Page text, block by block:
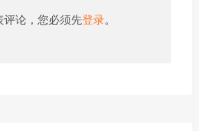
评论，您必须先登录。